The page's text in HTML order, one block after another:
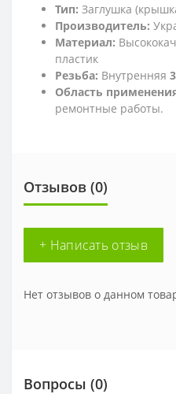
Тип: Заглушка
Производитель:
Материал:
пластик
Резьба: Внутренняя
Область
ремонтные работы.
Отзывов (0)
+ Написать отзыв
Нет отзывов о данном
Вопросы (0)